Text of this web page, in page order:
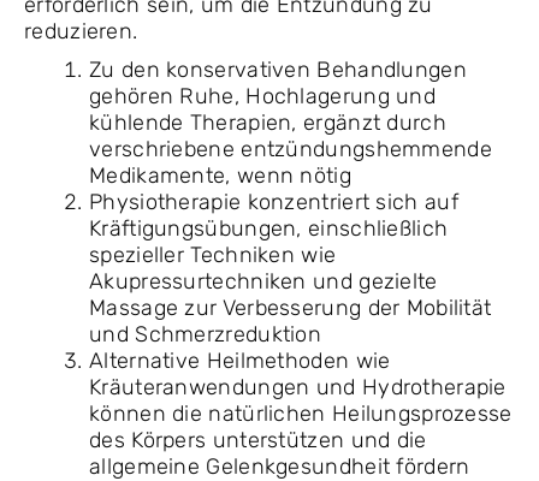
reduzieren.
Zu den konservativen Behandlungen
gehören Ruhe, Hochlagerung und
kühlende Therapien, ergänzt durch
verschriebene entzündungshemmende
Medikamente, wenn nötig
Physiotherapie konzentriert sich auf
Kräftigungsübungen, einschließlich
spezieller Techniken wie
Akupressurtechniken und gezielte
Massage zur Verbesserung der Mobilität
und Schmerzreduktion
Alternative Heilmethoden wie
Kräuteranwendungen und Hydrotherapie
können die natürlichen Heilungsprozesse
des Körpers unterstützen und die
allgemeine Gelenkgesundheit fördern